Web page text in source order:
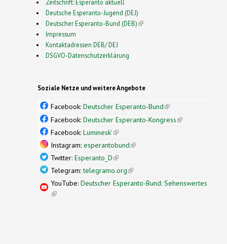
Zeitschrift: Esperanto aktuell
Deutsche Esperanto-Jugend (DEJ)
Deutscher Esperanto-Bund (DEB)(link is external)
Impressum
Kontaktadressen DEB/ DEJ
DSGVO-Datenschutzerklärung
Soziale Netze und weitere Angebote
Facebook: Deutscher Esperanto-Bund(link is
external)
Facebook: Deutscher Esperanto-Kongress(link is
Facebook: Luminesk'(link is external)
Instagram: esperantobund(link is external)
Twitter: Esperanto_D(link is external)
Telegram:telegramo.org(link is external)
YouTube: Deutscher Esperanto-Bund: Sehenswertes
(link is external)